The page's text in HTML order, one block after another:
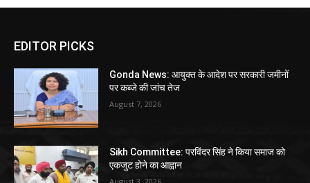
EDITOR PICKS
Gonda News: आयुक्त के आदेश पर सरकारी जमीनों
पर कब्जे की जांच तेज
August 7, 2026
Sikh Committee: परविंदर सिंह ने किया समाज को
एकजुट होने का आह्वान